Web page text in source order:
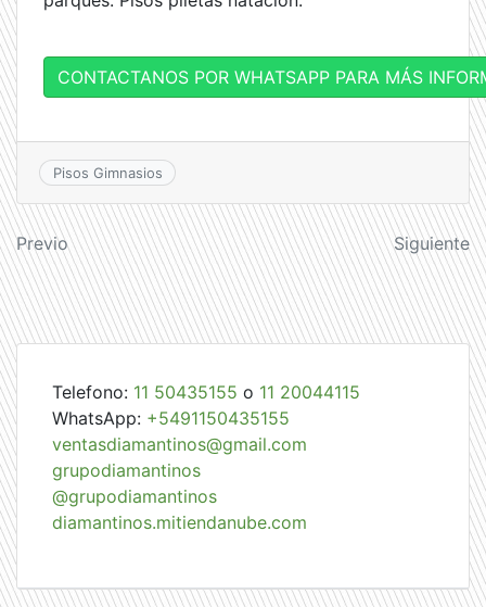
CONTACTANOS POR WHATSAPP PARA MÁS
Pisos Gimnasios
Navegación
de
entradas
Previo Siguiente
Telefono: 11 50435155 o 11 20044115
WhatsApp: +5491150435155
ventasdiamantinos@gmail.com
grupodiamantinos
@grupodiamantinos
diamantinos.mitiendanube.com